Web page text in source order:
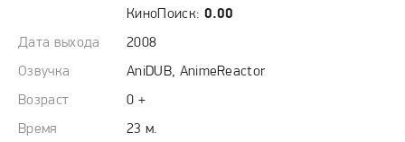
КиноПоиск: 0.00
Дата выхода
2008
Озвучка
AniDUB, AnimeReactor
Возраст
0 +
Время
23 м.